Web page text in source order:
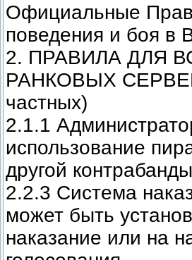
Официальные
поведения и боя в
2. ПРАВИЛА ДЛЯ
РАНКОВЫХ
частных)
2.1.1
использование
другой
2.2.3 Система
может быть
наказание или на